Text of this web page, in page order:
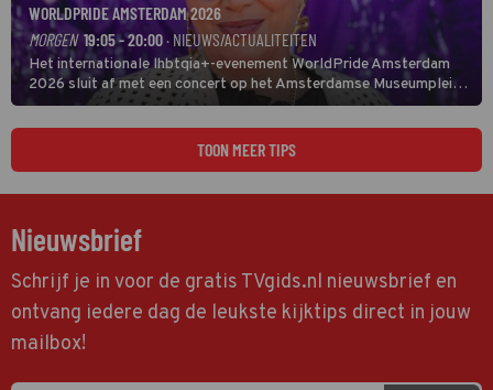
WORLDPRIDE AMSTERDAM 2026
MORGEN 19:05 - 20:00· NIEUWS/ACTUALITEITEN
Het internationale lhbtqia+-evenement WorldPride Amsterdam
2026 sluit af met een concert op het Amsterdamse Museumplein.
Anita Doth is een van de optredende artiesten. In de jaren 90
veroverde ze de wereld als zangeres van 2Unlimited.
TOON MEER TIPS
Nieuwsbrief
Schrijf je in voor de gratis TVgids.nl nieuwsbrief en
ontvang iedere dag de leukste kijktips direct in jouw
mailbox!